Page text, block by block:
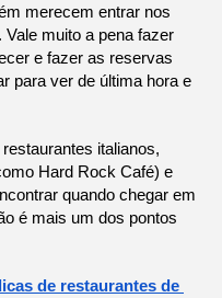
merecem entrar nos
muito a pena fazer
e fazer as reservas
para ver de última hora e
italianos,
Hard Rock Café) e
é mais um dos pontos
de restaurantes de